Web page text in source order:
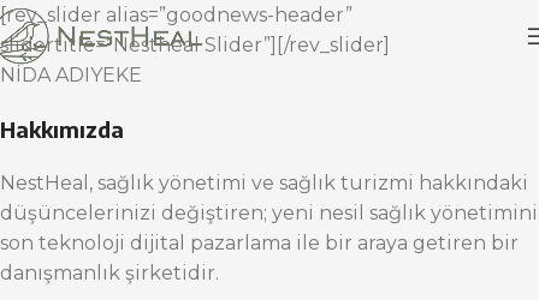
[rev_slider alias=”goodnews-header”
slidertitle=”Nestheal Slider”][/rev_slider]
NİDA ADIYEKE
Hakkımızda
NestHeal, sağlık yönetimi ve sağlık turizmi hakkındaki
düşüncelerinizi değiştiren; yeni nesil sağlık yönetimini
son teknoloji dijital pazarlama ile bir araya getiren bir
danışmanlık şirketidir.